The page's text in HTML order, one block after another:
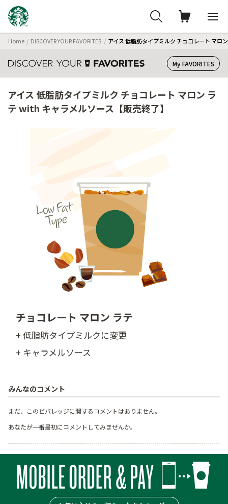
Home DISCOVER YOUR FAVORITES アイス 低脂肪タイプミルク チョコレート マロ
My FAVORITES
アイス 低脂肪タイプミルク チョコレート マロン ラ
テ with キャラメルソース【販売終了】
チョコレート マロン ラテ
+ 低脂肪タイプミルクに変更
+ キャラメルソース
みんなのコメント
まだ、このビバレッジに関するコメントはありません。
あなたが一番最初にコメントしてみませんか。